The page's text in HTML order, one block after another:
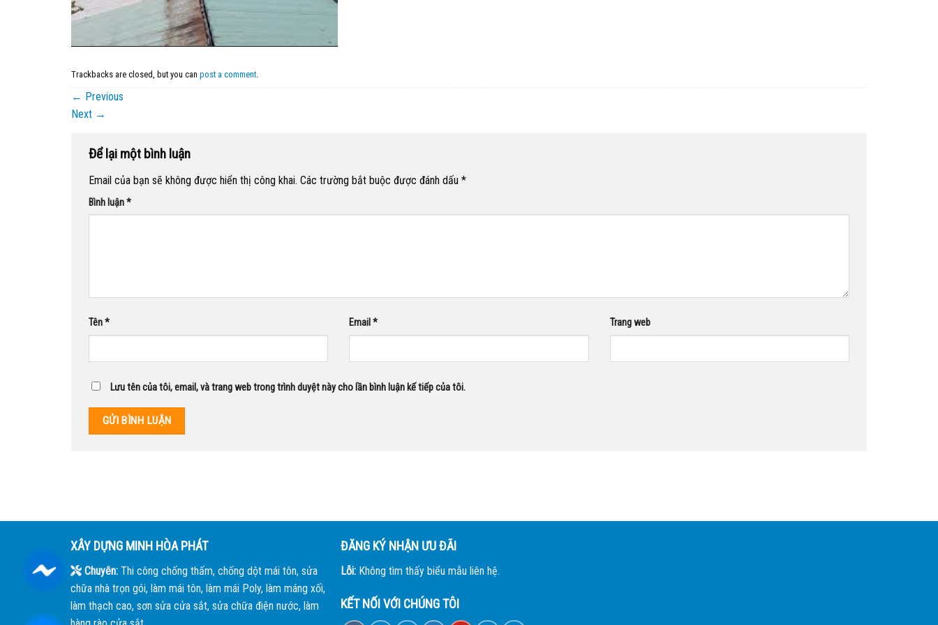
Trackbacks are closed, but you can post a comment.
← Previous
Next →
Để lại một bình luận
Email của bạn sẽ không được hiển thị công khai. Các trường bắt buộc được đánh dấu *
Bình luận*
Tên* Email* Trang web
Lưu tên của tôi, email, và trang web trong trình duyệt này cho lần bình luận kế tiếp của tôi.
XÂY DỰNG MINH HÒA PHÁT
Chuyên:Thi công chống thấm, chống dột mái tôn, sửa
chữa nhà trọn gói, làm mái tôn, làm mái Poly, làm máng xối,
làm thạch cao, sơn sửa cửa sắt, sửa chữa điện nước, làm
ĐĂNG KÝ NHẬN ƯU ĐÃI
Lỗi: Không tìm thấy biểu mẫu liên hệ.
KẾT NỐI VỚI CHÚNG TÔI